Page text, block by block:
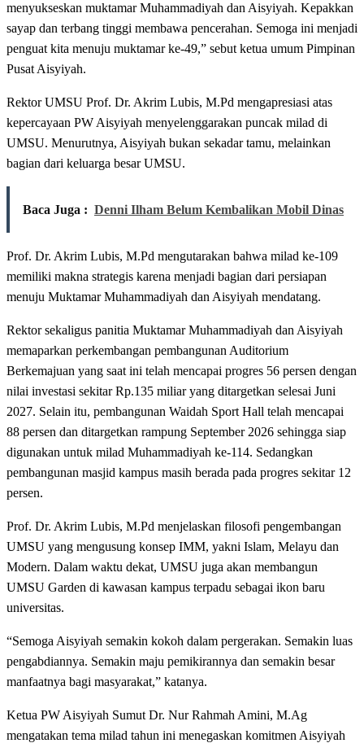
menyukseskan muktamar Muhammadiyah dan Aisyiyah. Kepakkan
sayap dan terbang tinggi membawa pencerahan. Semoga ini menjadi
penguat kita menuju muktamar ke-49,” sebut ketua umum Pimpinan
Pusat Aisyiyah.
Rektor UMSU Prof. Dr. Akrim Lubis, M.Pd mengapresiasi atas
kepercayaan PW Aisyiyah menyelenggarakan puncak milad di
UMSU. Menurutnya, Aisyiyah bukan sekadar tamu, melainkan
bagian dari keluarga besar UMSU.
Baca Juga : Denni Ilham Belum Kembalikan Mobil Dinas
Prof. Dr. Akrim Lubis, M.Pd mengutarakan bahwa milad ke-109
memiliki makna strategis karena menjadi bagian dari persiapan
menuju Muktamar Muhammadiyah dan Aisyiyah mendatang.
Rektor sekaligus panitia Muktamar Muhammadiyah dan Aisyiyah
memaparkan perkembangan pembangunan Auditorium
Berkemajuan yang saat ini telah mencapai progres 56 persen dengan
nilai investasi sekitar Rp.135 miliar yang ditargetkan selesai Juni
2027. Selain itu, pembangunan Waidah Sport Hall telah mencapai
88 persen dan ditargetkan rampung September 2026 sehingga siap
digunakan untuk milad Muhammadiyah ke-114. Sedangkan
pembangunan masjid kampus masih berada pada progres sekitar 12
persen.
Prof. Dr. Akrim Lubis, M.Pd menjelaskan filosofi pengembangan
UMSU yang mengusung konsep IMM, yakni Islam, Melayu dan
Modern. Dalam waktu dekat, UMSU juga akan membangun
UMSU Garden di kawasan kampus terpadu sebagai ikon baru
universitas.
“Semoga Aisyiyah semakin kokoh dalam pergerakan. Semakin luas
pengabdiannya. Semakin maju pemikirannya dan semakin besar
manfaatnya bagi masyarakat,” katanya.
Ketua PW Aisyiyah Sumut Dr. Nur Rahmah Amini, M.Ag
mengatakan tema milad tahun ini menegaskan komitmen Aisyiyah